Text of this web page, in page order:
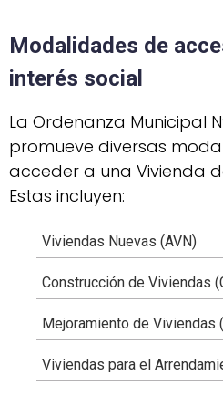
Modalidades de
interés social
La Ordenanza Municipal
promueve diversas
acceder a una Vivienda
Estas incluyen:
Viviendas Nuevas (AVN)
Construcción de Viviendas
Mejoramiento de Viviendas
Viviendas para el